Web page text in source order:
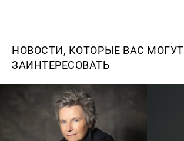
НОВОСТИ, КОТОРЫЕ ВАС МОГУТ
ЗАИНТЕРЕСОВАТЬ